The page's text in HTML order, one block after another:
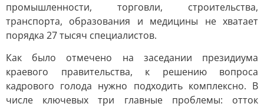
промышленности, торговли, строительства,
транспорта, образования и медицины не хватает
порядка 27 тысяч специалистов.
Как было отмечено на заседании президиума
краевого правительства, к решению вопроса
кадрового голода нужно подходить комплексно. В
числе ключевых три главные проблемы: отток